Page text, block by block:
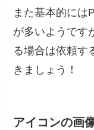
また基本的には
が多いようです
る場合は依頼す
きましょう！
アイコンの画